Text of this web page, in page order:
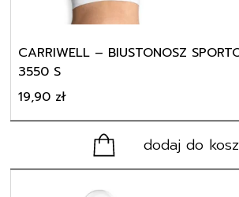
CARRIWELL – BIUSTONOSZ
3550 S
19,90 zł
dodaj do